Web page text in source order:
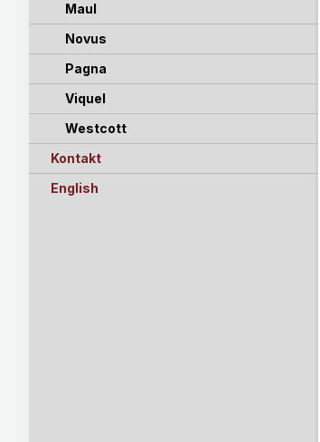
Maul
Novus
Pagna
Viquel
Westcott
Kontakt
English